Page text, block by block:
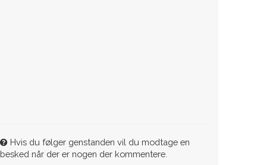
Hvis du følger genstanden vil du modtage en
besked når der er nogen der kommentere.